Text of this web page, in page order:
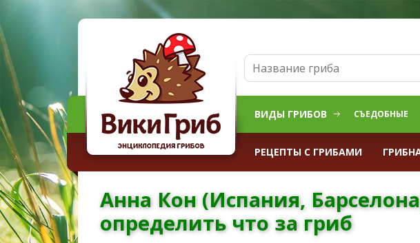
ВИДЫ ГРИБОВ СЪЕДОБНЫЕ
РЕЦЕПТЫ С ГРИБАМИ
Анна Кон (Испания,
определить что за гриб